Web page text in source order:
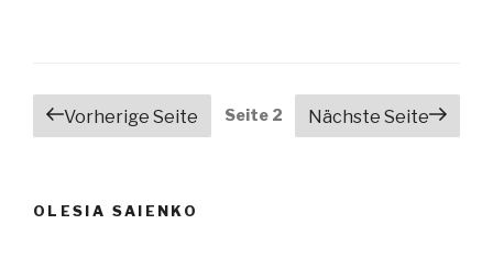
Beitragsnavigation
Vorherige Seite Seite 2 Nächste Seite
OLESIA SAIENKO